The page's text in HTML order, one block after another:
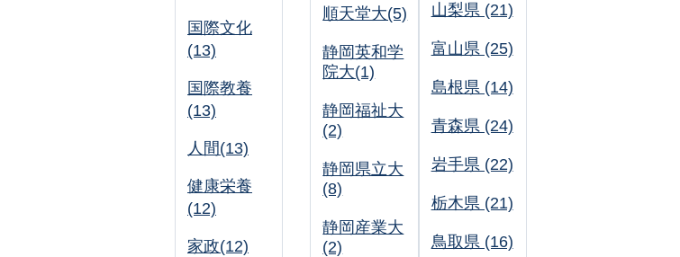
国際文化
(13)
国際教養
(13)
人間(13)
健康栄養
(12)
家政(12)
順天堂大(5)
静岡英和学
院大(1)
静岡福祉大
(2)
静岡県立大
(8)
静岡産業大
(2)
山梨県 (21)
富山県 (25)
島根県 (14)
青森県 (24)
岩手県 (22)
栃木県 (21)
鳥取県 (16)